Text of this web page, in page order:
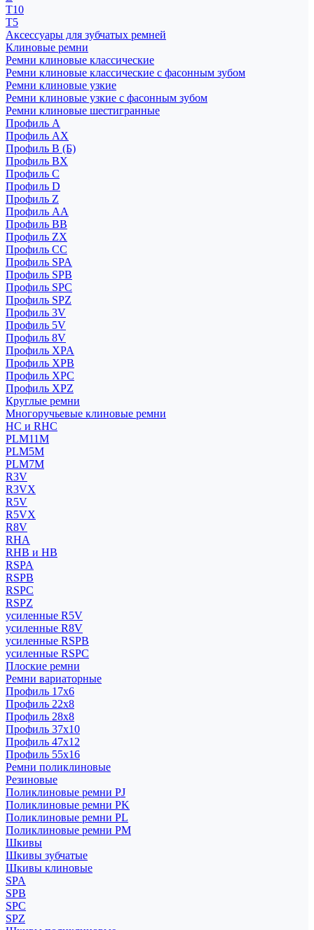
T10
T5
Аксессуары для зубчатых ремней
Клиновые ремни
Ремни клиновые классические
Ремни клиновые классические с фасонным зубом
Ремни клиновые узкие
Ремни клиновые узкие с фасонным зубом
Ремни клиновые шестигранные
Профиль A
Профиль AX
Профиль B (Б)
Профиль BX
Профиль C
Профиль D
Профиль Z
Профиль АА
Профиль BB
Профиль ZX
Профиль CC
Профиль SPA
Профиль SPB
Профиль SPC
Профиль SPZ
Профиль 3V
Профиль 5V
Профиль 8V
Профиль XPA
Профиль XPB
Профиль XPC
Профиль XPZ
Круглые ремни
Многоручьевые клиновые ремни
HC и RHC
PLM11M
PLM5M
PLM7M
R3V
R3VX
R5V
R5VX
R8V
RHA
RHB и HB
RSPA
RSPB
RSPC
RSPZ
усиленные R5V
усиленные R8V
усиленные RSPB
усиленные RSPC
Плоские ремни
Ремни вариаторные
Профиль 17x6
Профиль 22x8
Профиль 28x8
Профиль 37x10
Профиль 47x12
Профиль 55x16
Ремни поликлиновые
Резиновые
Поликлиновые ремни PJ
Поликлиновые ремни PK
Поликлиновые ремни PL
Поликлиновые ремни PM
Шкивы
Шкивы зубчатые
Шкивы клиновые
SPA
SPB
SPC
SPZ